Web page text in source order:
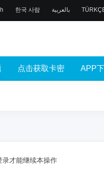
한국 사람 بالعربية
点击获取卡密 APP
录才能继续本操作